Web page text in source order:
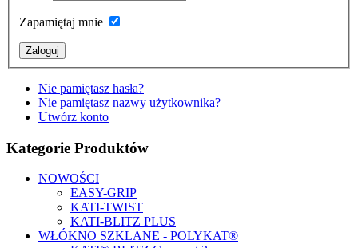
Zapamiętaj mnie
Nie pamiętasz hasła?
Nie pamiętasz nazwy użytkownika?
Utwórz konto
Kategorie Produktów
NOWOŚCI
EASY-GRIP
KATI-TWIST
KATI-BLITZ PLUS
WŁÓKNO SZKLANE - POLYKAT®